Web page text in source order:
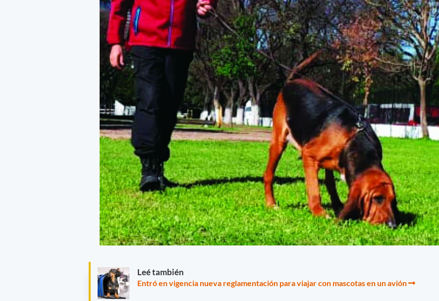
Leé también
Entró en vigencia nueva reglamentación para viajar con mascotas en un avión